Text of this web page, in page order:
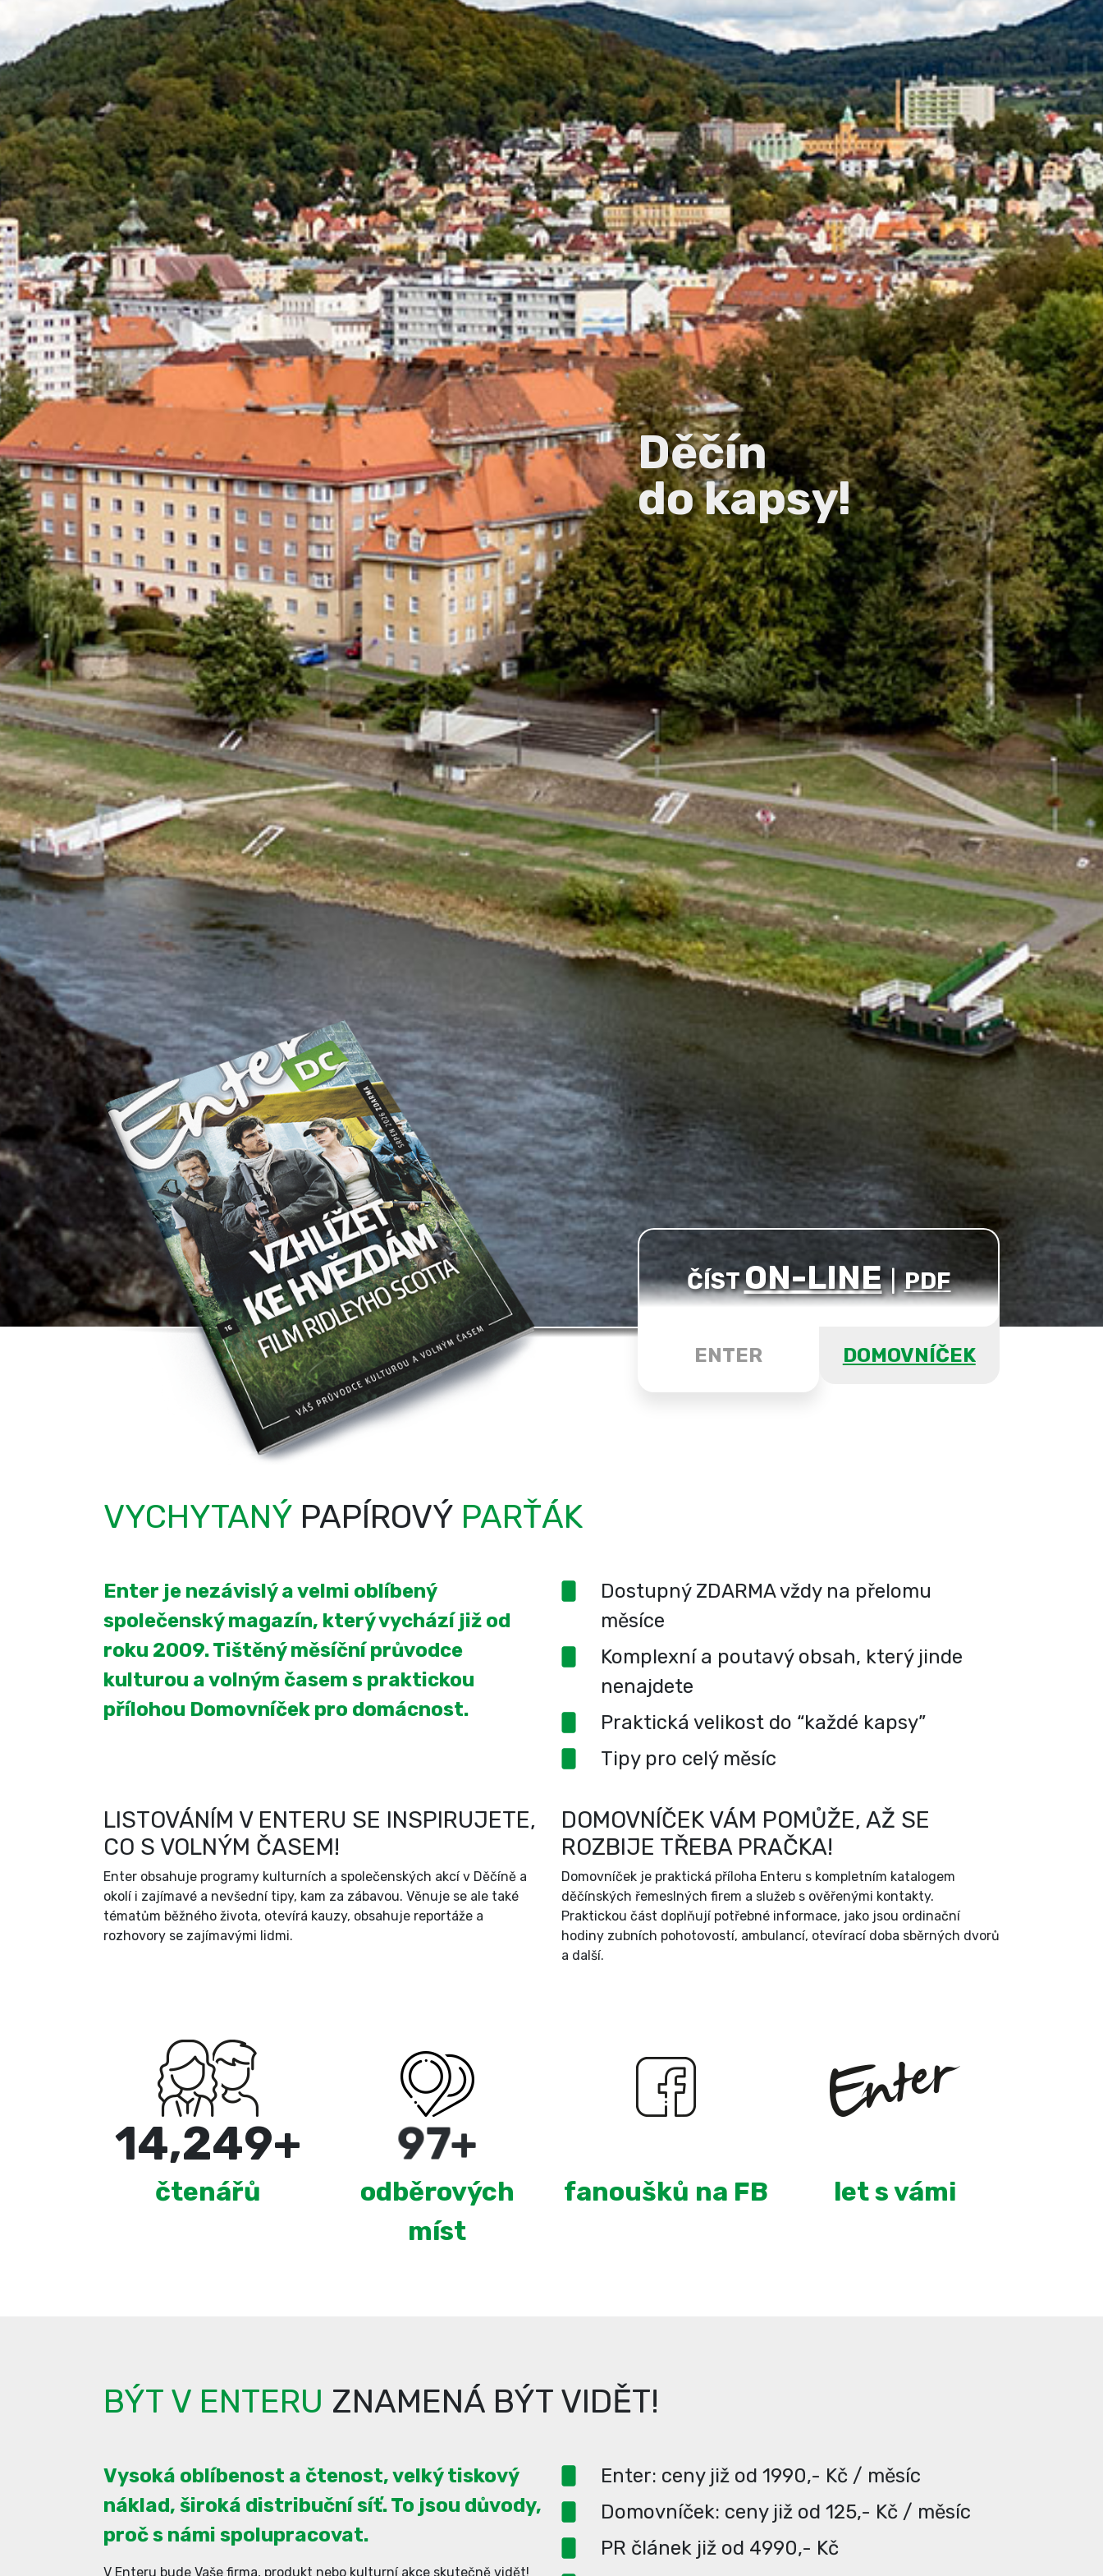
Děčín
do kapsy!
ČÍSTON-LINE | PDF
ENTER DOMOVNÍČEK
VYCHYTANÝ PAPÍROVÝ PARŤÁK
Enter je nezávislý a velmi oblíbený
společenský magazín, který vychází již od
roku 2009. Tištěný měsíční průvodce
kulturou a volným časem s praktickou
přílohou Domovníček pro domácnost.
Dostupný ZDARMA vždy na přelomu
měsíce
Komplexní a poutavý obsah, který jinde
nenajdete
Praktická velikost do “každé kapsy”
Tipy pro celý měsíc
LISTOVÁNÍM V ENTERU SE INSPIRUJETE,
CO S VOLNÝM ČASEM!
Enter obsahuje programy kulturních a společenských akcí v Děčíně a
okolí i zajímavé a nevšední tipy, kam za zábavou. Věnuje se ale také
tématům běžného života, otevírá kauzy, obsahuje reportáže a
rozhovory se zajímavými lidmi.
DOMOVNÍČEK VÁM POMŮŽE, AŽ SE
ROZBIJE TŘEBA PRAČKA!
Domovníček je praktická příloha Enteru s kompletním katalogem
děčínských řemeslných firem a služeb s ověřenými kontakty.
Praktickou část doplňují potřebné informace, jako jsou ordinační
hodiny zubních pohotovostí, ambulancí, otevírací doba sběrných dvorů
a další.
15,000+
čtenářů
180+
odběrových
míst
fanoušků na FB let s vámi
BÝT V ENTERU ZNAMENÁ BÝT VIDĚT!
Vysoká oblíbenost a čtenost, velký tiskový
náklad, široká distribuční síť. To jsou důvody,
proč s námi spolupracovat.
V Enteru bude Vaše firma, produkt nebo kulturní akce skutečně vidět!
Enter: ceny již od 1990,- Kč / měsíc
Domovníček: ceny již od 125,- Kč / měsíc
PR článek již od 4990,- Kč